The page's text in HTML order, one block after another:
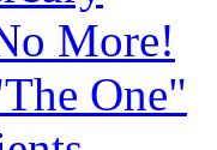
More!
One"